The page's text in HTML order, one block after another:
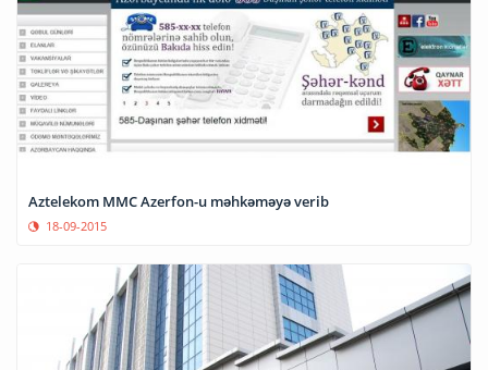
Aztelekom MMC Azerfon-u məhkəməyə verib
18-09-2015